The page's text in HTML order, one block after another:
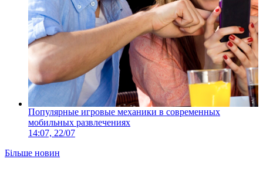
Популярные игровые механики в современных
мобильных развлечениях
14:07, 22/07
Більше новин